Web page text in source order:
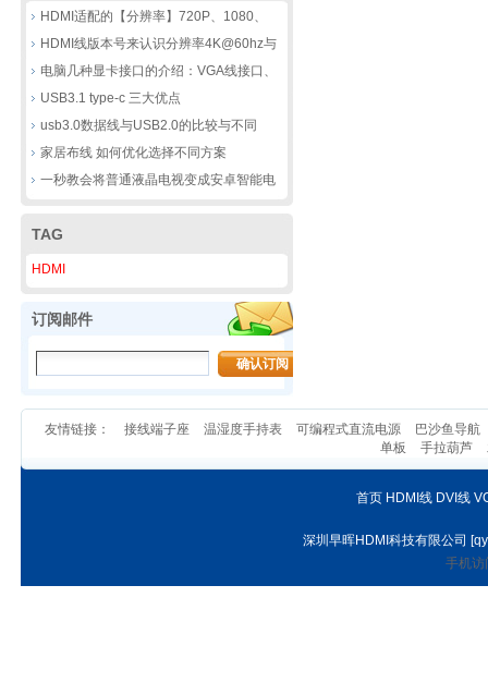
HDMI适配的【分辨率】720P、1080、
4K，8k到底有那些不同
HDMI线版本号来认识分辨率4K@60hz与
30HZ的区别
电脑几种显卡接口的介绍：VGA线接口、
DVI线接口、HDMI线接口、DP线接口
USB3.1 type-c 三大优点
usb3.0数据线与USB2.0的比较与不同
家居布线 如何优化选择不同方案
一秒教会将普通液晶电视变成安卓智能电
TAG
HDMI
订阅邮件
友情链接： 接线端子座 温湿度手持表 可编程式直流电源
巴沙鱼导航
单板
手拉葫芦
首页 HDMI线 DVI线
深圳早晖HDMI科技有限公司 [
手机访